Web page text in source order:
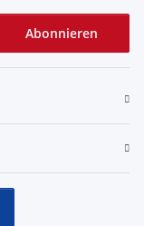
Abonnieren